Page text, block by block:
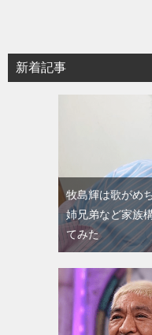
新着記事
牧島輝は歌がめ
姉兄弟など家族
てみた